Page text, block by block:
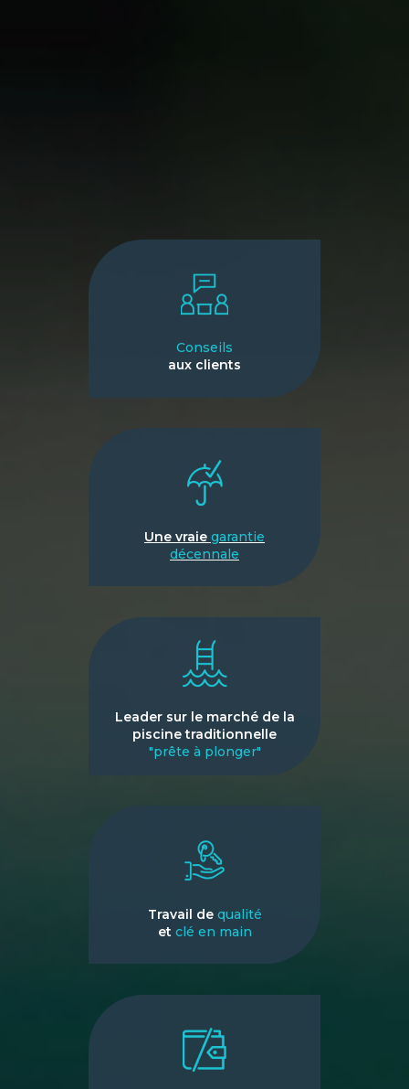
Conseils
aux clients
Une vraie garantie
décennale
Leader sur le marché de la
piscine traditionnelle
"prête à plonger"
Travail de qualité
et clé en main